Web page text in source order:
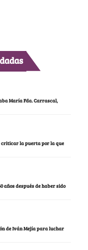
María Fda. Carrascal,
criticar la puerta por la que
años después de haber sido
de Iván Mejía para luchar